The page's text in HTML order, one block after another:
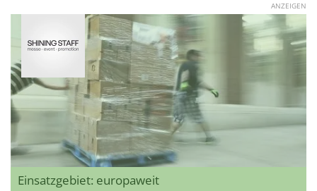
ANZEIGEN
Einsatzgebiet: europaweit